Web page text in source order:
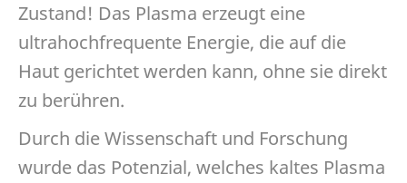
Zustand! Das Plasma erzeugt eine
ultrahochfrequente Energie, die auf die
Haut gerichtet werden kann, ohne sie direkt
zu berühren.
Durch die Wissenschaft und Forschung
wurde das Potenzial, welches kaltes Plasma